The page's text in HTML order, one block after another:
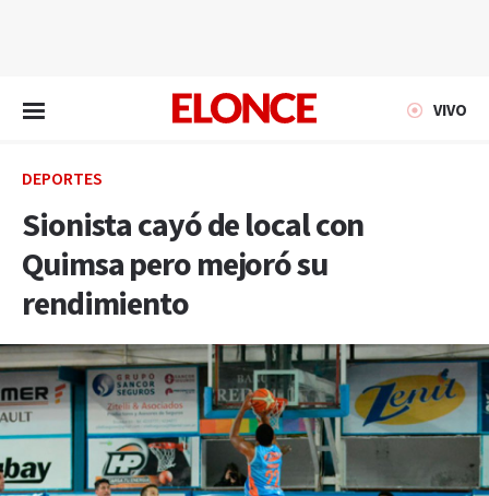
VIVO
DEPORTES
Sionista cayó de local con
Quimsa pero mejoró su
rendimiento